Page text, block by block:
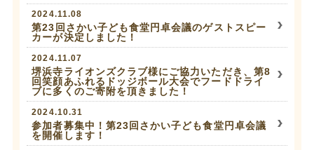
2024.11.08
第23回さかい子ども食堂円卓会議のゲストスピー
カーが決定しました！
2024.11.07
堺浜寺ライオンズクラブ様にご協力いただき、第8
回笑顔あふれるドッジボール大会でフードドライ
ブに多くのご寄附を頂きました！
2024.10.31
参加者募集中！第23回さかい子ども食堂円卓会議
を開催します！